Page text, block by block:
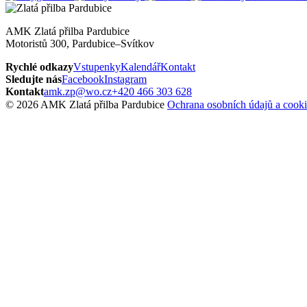
AMK Zlatá přilba Pardubice
Motoristů 300, Pardubice–Svítkov
Rychlé odkazyVstupenkyKalendářKontakt
Sledujte násFacebookInstagram
Kontaktamk.zp@wo.cz+420 466 303 628
© 2026 AMK Zlatá přilba Pardubice Ochrana osobních údajů a